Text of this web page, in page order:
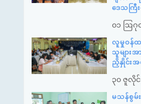
ဒေသကြီ
၀၁ ဩဂု
လူမှုဝန်ထ
သူများ
ညှိနှိုင်းအ
၃၀ ဇူလို
မသန်စွမ်